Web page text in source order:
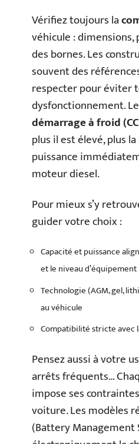
Vérifiez toujours la
véhicule :
des bornes. Les
souvent des
respecter pour éviter
dysfonctionnement. Le
démarrage à froid
plus il est élevé, plus
puissance
moteur diesel.
Pour mieux s’y
guider votre choix :
Capacité et puissance
et le niveau d’équipement
Technologie (AGM, gel,
au véhicule
Compatibilité stricte avec
Pensez aussi à votre
arrêts fréquents…
impose ses
voiture. Les modèles
(Battery